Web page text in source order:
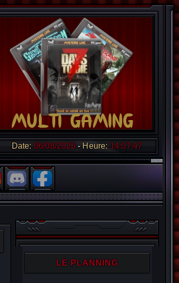
Date: 06/08/2026 Heure: 14:07:48
LE PLANNING